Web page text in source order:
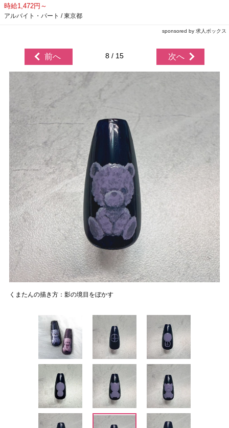
時給1,472円～
アルバイト・パート / 東京都
sponsored by 求人ボックス
前へ 8 / 15 次へ
くまたんの描き方：影の境目をぼかす